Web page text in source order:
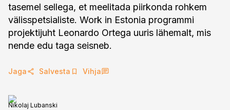
tasemel sellega, et meelitada piirkonda rohkem
välisspetsialiste. Work in Estonia programmi
projektijuht Leonardo Ortega uuris lähemalt, mis
nende edu taga seisneb.
Jaga Salvesta Vihja
Nikolaj Lubanski